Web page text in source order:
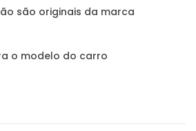
são originais da marca
o modelo do carro